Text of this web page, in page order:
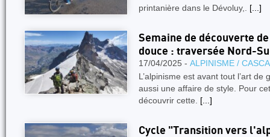
printanière dans le Dévoluy,. [...]
Semaine de découverte
douce : traversée Nord-
17/04/2025 - ALPINISME /
L’alpinisme est avant tout l’art de
aussi une affaire de style. Pour
découvrir cette. [...]
Cycle "Transition vers